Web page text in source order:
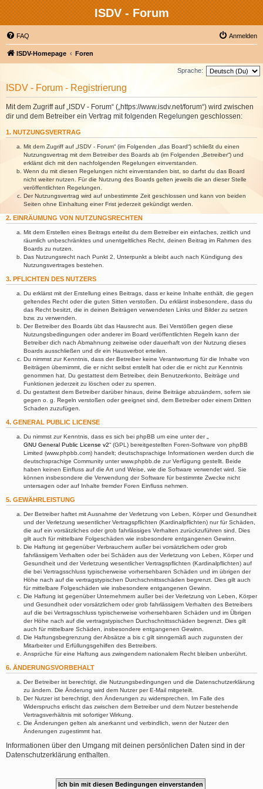
ISDV - Forum
FAQ Anmelden
ISDV-Homepage Foren
Sprache:
ISDV - Forum - Registrierung
Mit dem Zugriff auf „ISDV - Forum“ („https://www.isdv.net/forum“) wird zwischen
dir und dem Betreiber ein Vertrag mit folgenden Regelungen geschlossen:
1. NUTZUNGSVERTRAG
Mit dem Zugriff auf „ISDV - Forum“ (im Folgenden „das Board“) schließt du einen
Nutzungsvertrag mit dem Betreiber des Boards ab (im Folgenden „Betreiber“) und
erklärst dich mit den nachfolgenden Regelungen einverstanden.
Wenn du mit diesen Regelungen nicht einverstanden bist, so darfst du das Board
nicht weiter nutzen. Für die Nutzung des Boards gelten jeweils die an dieser Stelle
veröffentlichten Regelungen.
Der Nutzungsvertrag wird auf unbestimmte Zeit geschlossen und kann von beiden
Seiten ohne Einhaltung einer Frist jederzeit gekündigt werden.
2. EINRÄUMUNG VON NUTZUNGSRECHTEN
Mit dem Erstellen eines Beitrags erteilst du dem Betreiber ein einfaches, zeitlich und
räumlich unbeschränktes und unentgeltliches Recht, deinen Beitrag im Rahmen des
Boards zu nutzen.
Das Nutzungsrecht nach Punkt 2, Unterpunkt a bleibt auch nach Kündigung des
Nutzungsvertrages bestehen.
3. PFLICHTEN DES NUTZERS
Du erklärst mit der Erstellung eines Beitrags, dass er keine Inhalte enthält, die gegen
geltendes Recht oder die guten Sitten verstoßen. Du erklärst insbesondere, dass du
das Recht besitzt, die in deinen Beiträgen verwendeten Links und Bilder zu setzen
bzw. zu verwenden.
Der Betreiber des Boards übt das Hausrecht aus. Bei Verstößen gegen diese
Nutzungsbedingungen oder anderer im Board veröffentlichten Regeln kann der
Betreiber dich nach Abmahnung zeitweise oder dauerhaft von der Nutzung dieses
Boards ausschließen und dir ein Hausverbot erteilen.
Du nimmst zur Kenntnis, dass der Betreiber keine Verantwortung für die Inhalte von
Beiträgen übernimmt, die er nicht selbst erstellt hat oder die er nicht zur Kenntnis
genommen hat. Du gestattest dem Betreiber, dein Benutzerkonto, Beiträge und
Funktionen jederzeit zu löschen oder zu sperren.
Du gestattest dem Betreiber darüber hinaus, deine Beiträge abzuändern, sofern sie
gegen o. g. Regeln verstoßen oder geeignet sind, dem Betreiber oder einem Dritten
Schaden zuzufügen.
4. GENERAL PUBLIC LICENSE
Du nimmst zur Kenntnis, dass es sich bei phpBB um eine unter der „
GNU General Public License v2“ (GPL) bereitgestellten Foren-Software von phpBB
Limited (www.phpbb.com) handelt; deutschsprachige Informationen werden durch die
deutschsprachige Community unter www.phpbb.de zur Verfügung gestellt. Beide
haben keinen Einfluss auf die Art und Weise, wie die Software verwendet wird. Sie
können insbesondere die Verwendung der Software für bestimmte Zwecke nicht
untersagen oder auf Inhalte fremder Foren Einfluss nehmen.
5. GEWÄHRLEISTUNG
Der Betreiber haftet mit Ausnahme der Verletzung von Leben, Körper und Gesundheit
und der Verletzung wesentlicher Vertragspflichten (Kardinalpflichten) nur für Schäden,
die auf ein vorsätzliches oder grob fahrlässiges Verhalten zurückzuführen sind. Dies
gilt auch für mittelbare Folgeschäden wie insbesondere entgangenen Gewinn.
Die Haftung ist gegenüber Verbrauchern außer bei vorsätzlichem oder grob
fahrlässigem Verhalten oder bei Schäden aus der Verletzung von Leben, Körper und
Gesundheit und der Verletzung wesentlicher Vertragspflichten (Kardinalpflichten) auf
die bei Vertragsschluss typischerweise vorhersehbaren Schäden und im übrigen der
Höhe nach auf die vertragstypischen Durchschnittsschäden begrenzt. Dies gilt auch
für mittelbare Folgeschäden wie insbesondere entgangenen Gewinn.
Die Haftung ist gegenüber Unternehmern außer bei der Verletzung von Leben, Körper
und Gesundheit oder vorsätzlichem oder grob fahrlässigem Verhalten des Betreibers
auf die bei Vertragsschluss typischerweise vorhersehbaren Schäden und im Übrigen
der Höhe nach auf die vertragstypischen Durchschnittsschäden begrenzt. Dies gilt
auch für mittelbare Schäden, insbesondere entgangenen Gewinn.
Die Haftungsbegrenzung der Absätze a bis c gilt sinngemäß auch zugunsten der
Mitarbeiter und Erfüllungsgehilfen des Betreibers.
Ansprüche für eine Haftung aus zwingendem nationalem Recht bleiben unberührt.
6. ÄNDERUNGSVORBEHALT
Der Betreiber ist berechtigt, die Nutzungsbedingungen und die Datenschutzerklärung
zu ändern. Die Änderung wird dem Nutzer per E-Mail mitgeteilt.
Der Nutzer ist berechtigt, den Änderungen zu widersprechen. Im Falle des
Widerspruchs erlischt das zwischen dem Betreiber und dem Nutzer bestehende
Vertragsverhältnis mit sofortiger Wirkung.
Die Änderungen gelten als anerkannt und verbindlich, wenn der Nutzer den
Änderungen zugestimmt hat.
Informationen über den Umgang mit deinen persönlichen Daten sind in der
Datenschutzerklärung enthalten.